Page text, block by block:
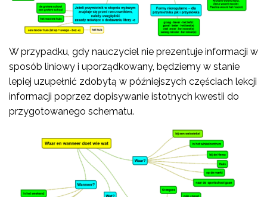
W przypadku, gdy nauczyciel nie prezentuje informacji w
sposób liniowy i uporządkowany, będziemy w stanie
lepiej uzupełnić zdobytą w późniejszych częściach lekcji
informacji poprzez dopisywanie istotnych kwestii do
przygotowanego schematu.